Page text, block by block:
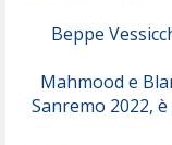
Beppe
Mahmood e
Sanremo 2022,